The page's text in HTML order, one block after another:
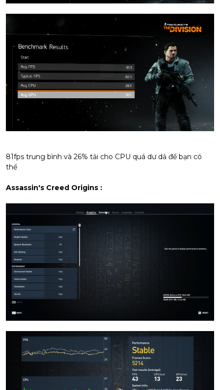
81fps trung bình và 26% tải cho CPU quá dư dả để bạn có
thể
Assassin's Creed Origins :